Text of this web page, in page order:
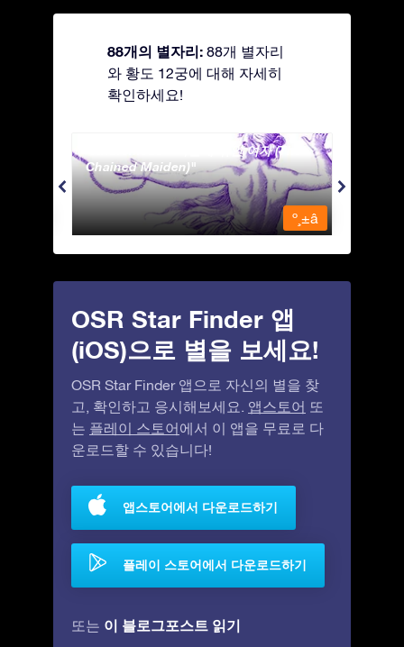
88개의 별자리: 88개 별자리
와 황도 12궁에 대해 자세히
확인하세요!
Andromeda - 사슬에 묶인 여자 (The
Chained Maiden)
º¸±â
OSR Star Finder 앱
(iOS)으로 별을 보세요!
OSR Star Finder 앱으로 자신의 별을 찾
고, 확인하고 응시해보세요. 앱스토어 또
는 플레이 스토어 에서 이 앱을 무료로 다
운로드할 수 있습니다!
앱스토어에서 다운로드하기
플레이 스토어에서 다운로드하기
또는 이 블로그포스트 읽기